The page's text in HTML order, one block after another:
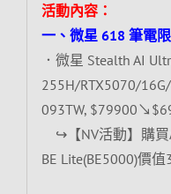
活動內容：
一、微星 618 筆電
．微星 Stealth AI
255H/RTX5070/
093TW,
↪【NV活動】購買
BE Lite(BE5000)價